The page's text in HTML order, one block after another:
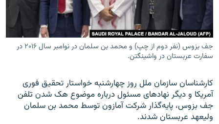
زبان‌های دیگر
جف بزوس (نفر دوم از چپ) و محمد بن سلمان در نوامبر سال ۲۰۱۶ در
سفارت عربستان در واشینگتن.
کارشناسان سازمان ملل روز چهارشنبه خواستار تحقیق فوری
آمریکا و دیگر نهادهای مسئول درباره موضوع هک شدن تلفن
جف بزوس، پایه‌گذار شرکت آمازون توسط محمد بن سلمان
ولیعهد عربستان شدند.